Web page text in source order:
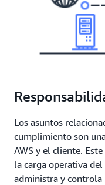
Los asuntos
cumplimiento son
AWS y el cliente.
la carga operativa
administra y controla